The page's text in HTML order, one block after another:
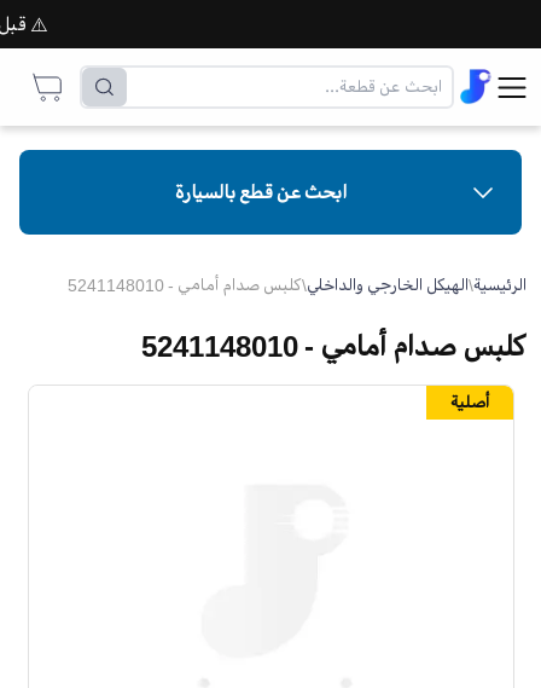
⚠️ قبل
ابحث عن قطع بالسيارة
الرئيسية\الهيكل الخارجي والداخلي\كلبس صدام أمامي - 5241148010
كلبس صدام أمامي - 5241148010
أصلية